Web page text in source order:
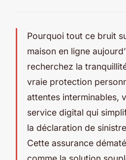
Pourquoi tout ce bruit
maison en ligne
recherchez la
vraie protection
attentes interminables,
service digital qui
la déclaration de
Cette assurance